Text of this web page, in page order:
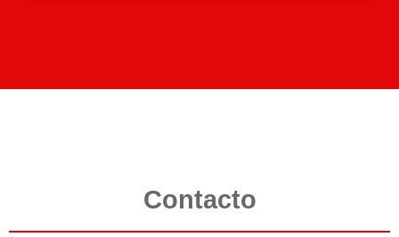
Contacto